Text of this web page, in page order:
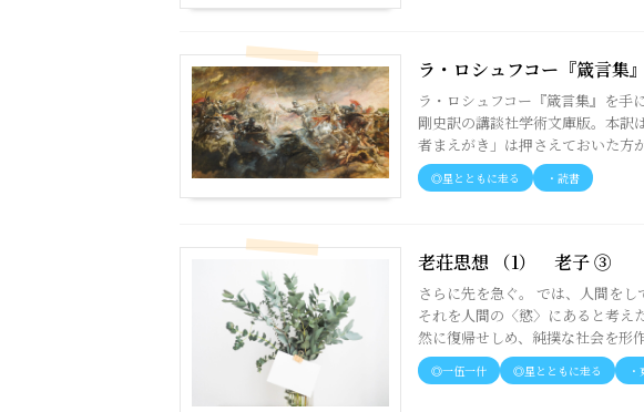
ラ・ロシュフコー『箴言集』
ラ・ロシュフコー『箴言集』を手
剛史訳の講談社学術文庫版。本訳
者まえがき」は押さえておいた方
◎星とともに走る ・読書
老荘思想 （1） 老子 ③
さらに先を急ぐ。 では、人間を
それを人間の〈慾〉にあると考え
然に復帰せしめ、純撲な社会を形
◎一伍一什 ◎星とともに走る